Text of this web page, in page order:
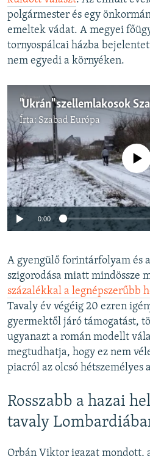
polgármester és egy
emeltek vádat. A megyei
tornyospálcai házba
nem egyedi a környéken.
Írta: Szabad Európa
Auto 240p
720p
Jelenleg nincs
0:00
A gyengülő forintárfolyam és
szigorodása miatt mindössze
százalékkal a legnépszerűbb
Tavaly év végéig 20 ezren
gyermektől járó támogatást,
ugyanazt a román modellt
megtudhatja, hogy ez nem
piacról az olcsó hétszemélyes
Rosszabb a hazai
tavaly
Orbán Viktor igazat mondott,